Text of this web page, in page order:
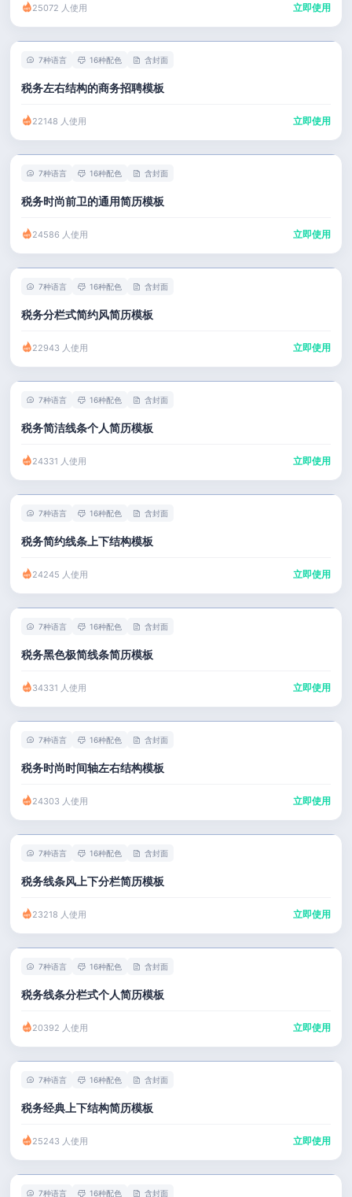
25072 人使用 立即使用
7种语言 16种配色 含封面
税务左右结构的商务招聘模板
22148 人使用 立即使用
7种语言 16种配色 含封面
税务时尚前卫的通用简历模板
24586 人使用 立即使用
7种语言 16种配色 含封面
税务分栏式简约风简历模板
22943 人使用 立即使用
7种语言 16种配色 含封面
税务简洁线条个人简历模板
24331 人使用 立即使用
7种语言 16种配色 含封面
税务简约线条上下结构模板
24245 人使用 立即使用
7种语言 16种配色 含封面
税务黑色极简线条简历模板
34331 人使用 立即使用
7种语言 16种配色 含封面
税务时尚时间轴左右结构模板
24303 人使用 立即使用
7种语言 16种配色 含封面
税务线条风上下分栏简历模板
23218 人使用 立即使用
7种语言 16种配色 含封面
税务线条分栏式个人简历模板
20392 人使用 立即使用
7种语言 16种配色 含封面
税务经典上下结构简历模板
25243 人使用 立即使用
7种语言 16种配色 含封面